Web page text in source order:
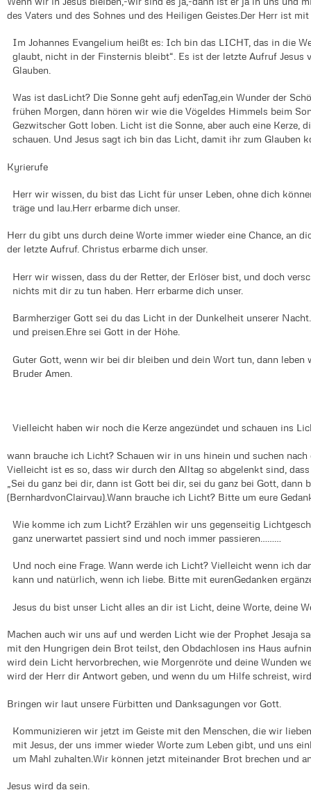
des Vaters und des Sohnes und des Heiligen Geistes.Der Herr ist
Im Johannes Evangelium heißt es: Ich bin das LICHT, das in die
glaubt, nicht in der Finsternis bleibt“. Es ist der letzte Aufruf Jesus
Glauben.
Was ist dasLicht? Die Sonne geht aufj edenTag,ein Wunder der
frühen Morgen, dann hören wir wie die Vögeldes Himmels beim
Gezwitscher Gott loben. Licht ist die Sonne, aber auch eine Kerze,
schauen. Und Jesus sagt ich bin das Licht, damit ihr zum Glauben
Kyrierufe
Herr wir wissen, du bist das Licht für unser Leben, ohne dich
träge und lau.Herr erbarme dich unser.
Herr du gibt uns durch deine Worte immer wieder eine Chance, an
der letzte Aufruf. Christus erbarme dich unser.
Herr wir wissen, dass du der Retter, der Erlöser bist, und doch
nichts mit dir zu tun haben. Herr erbarme dich unser.
Barmherziger Gott sei du das Licht in der Dunkelheit unserer
und preisen.Ehre sei Gott in der Höhe.
Guter Gott, wenn wir bei dir bleiben und dein Wort tun, dann leben
Bruder Amen.
Vielleicht haben wir noch die Kerze angezündet und schauen ins
wann brauche ich Licht? Schauen wir in uns hinein und suchen
Vielleicht ist es so, dass wir durch den Alltag so abgelenkt sind,
„Sei du ganz bei dir, dann ist Gott bei dir, sei du ganz bei Gott, dann
(BernhardvonClairvau).Wann brauche ich Licht? Bitte um eure
Wie komme ich zum Licht? Erzählen wir uns gegenseitig
ganz unerwartet passiert sind und noch immer passieren………
Und noch eine Frage. Wann werde ich Licht? Vielleicht wenn ich
kann und natürlich, wenn ich liebe. Bitte mit eurenGedanken
Jesus du bist unser Licht alles an dir ist Licht, deine Worte, deine
Machen auch wir uns auf und werden Licht wie der Prophet Jesaja
mit den Hungrigen dein Brot teilst, den Obdachlosen ins Haus
wird dein Licht hervorbrechen, wie Morgenröte und deine Wunden
wird der Herr dir Antwort geben, und wenn du um Hilfe schreist,
Bringen wir laut unsere Fürbitten und Danksagungen vor Gott.
Kommunizieren wir jetzt im Geiste mit den Menschen, die wir
mit Jesus, der uns immer wieder Worte zum Leben gibt, und uns
um Mahl zuhalten.Wir können jetzt miteinander Brot brechen und
Jesus wird da sein.